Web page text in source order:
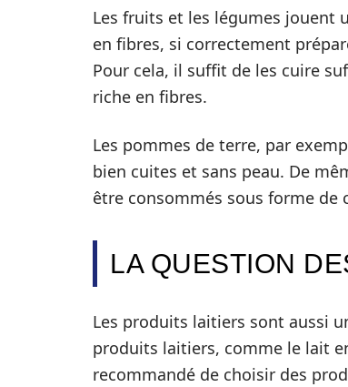
Les fruits et les légumes jouent
en fibres, si correctement
Pour cela, il suffit de les cuire
riche en fibres.
Les pommes de terre, par
bien cuites et sans peau. De
être consommés sous forme de
LA QUESTION
Les produits laitiers sont aussi
produits laitiers, comme le lait
recommandé de choisir des